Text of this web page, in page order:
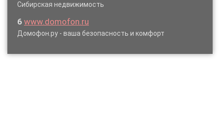
Сибирская недвижимость
6 www.domofon.ru
Домофон.ру - ваша безопасность и комфорт